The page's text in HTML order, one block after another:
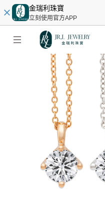
金瑞利珠寶
立刻使用官方APP